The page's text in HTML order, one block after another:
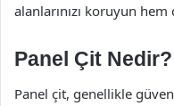
alanlarınızı koruyun
Panel Çit Nedir?
Panel çit, genellikle